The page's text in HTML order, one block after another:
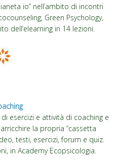
io” nell’ambito di incontri
Green Psychology,
dell’elearning in 14 lezioni.
esercizi e attività di coaching e
la propria “cassetta
testi, esercizi, forum e quiz.
in Academy Ecopsicologia.